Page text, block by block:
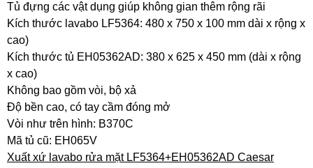
Tủ đựng các vật dụng giúp không gian thêm rộng rãi
Kích thước lavabo LF5364: 480 x 750 x 100 mm dài x rộng x
cao)
Kích thước tủ EH05362AD: 380 x 625 x 450 mm (dài x rộng
x cao)
Không bao gồm vòi, bộ xả
Độ bền cao, có tay cầm đóng mở
Vòi như trên hình: B370C
Mã tủ cũ: EH065V
Xuất xứ lavabo rửa mặt LF5364+EH05362AD Caesar